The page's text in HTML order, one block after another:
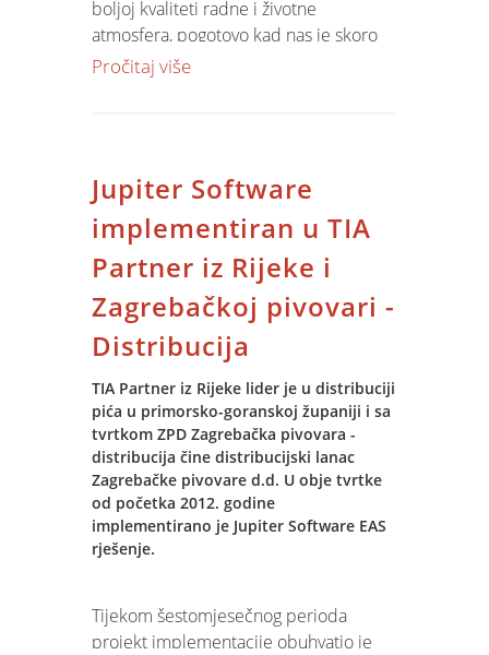
ili malo pa ništa. Predavači su probrani
znalci. Na programu ćete sigurno
pronaći barem nekoliko predavanja
Vitner. Ne želim ovime reći da paralelni
seminar ne vrijedi :).
Čak je i vremenska prognoza na nasoj
strani!
Dakle, nemate opravdanja ne pojaviti
se na KulenDayzima!
Lp,
Dean
boljoj kvaliteti radne i životne
atmosfera, pogotovo kad nas je skoro
50!Slika govori više od tisuću riječi
Pročitaj više
Jupiter Software
implementiran u TIA
Partner iz Rijeke i
Zagrebačkoj pivovari -
Distribucija
TIA Partner iz Rijeke lider je u distribuciji
pića u primorsko-goranskoj županiji i sa
tvrtkom ZPD Zagrebačka pivovara -
distribucija čine distribucijski lanac
Zagrebačke pivovare d.d. U obje tvrtke
od početka 2012. godine
implementirano je Jupiter Software EAS
rješenje.
Tijekom šestomjesečnog perioda
projekt implementacije obuhvatio je